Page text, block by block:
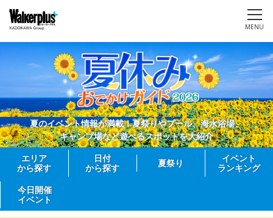
MENU
夏のイベント情報が満載！夏祭りやプール、海水浴場、
キャンプ場など遊べるスポットを大紹介
エリア
から探す
日付
から探す
夏祭り
イベント
ランキング
今日開催
イベント